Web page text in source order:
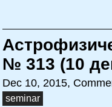
№ 313 (10
Dec 10, 2015,
seminar